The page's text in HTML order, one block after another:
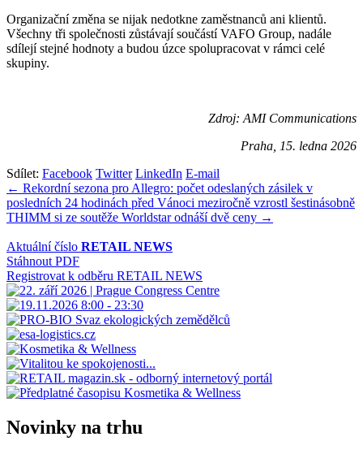
Organizační změna se nijak nedotkne zaměstnanců ani klientů.
Všechny tři společnosti zůstávají součástí VAFO Group, nadále
sdílejí stejné hodnoty a budou úzce spolupracovat v rámci celé
skupiny.
Zdroj: AMI Communications
Praha, 15. ledna 2026
Sdílet: Facebook Twitter LinkedIn E-mail
Navigace
pro
← Rekordní sezona pro Allegro: počet odeslaných zásilek v
posledních 24 hodinách před Vánoci meziročně vzrostl šestinásobně
THIMM si ze soutěže Worldstar odnáší dvě ceny →
Aktuální číslo RETAIL NEWS
Stáhnout PDF
Registrovat k odběru RETAIL NEWS
Novinky na trhu